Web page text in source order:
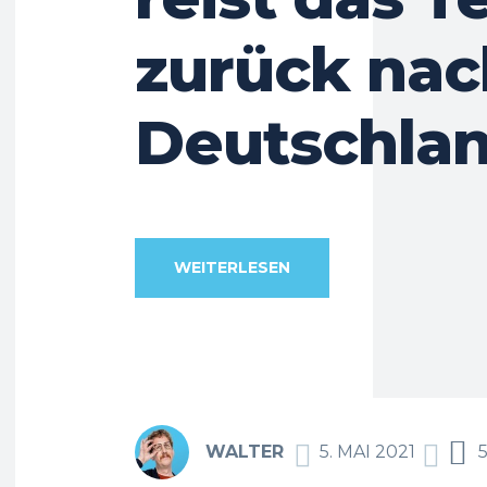
zurück
WEITERLESEN
WALTER 5. MAI 2021